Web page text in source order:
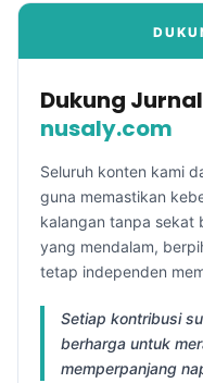
Dukung
nusaly.com
Seluruh konten kami
guna memastikan
kalangan tanpa sekat
yang mendalam,
tetap independen
Setiap kontribusi
berharga untuk
memperpanjang